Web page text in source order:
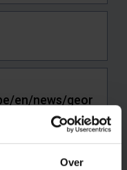
Over
encountered the error.